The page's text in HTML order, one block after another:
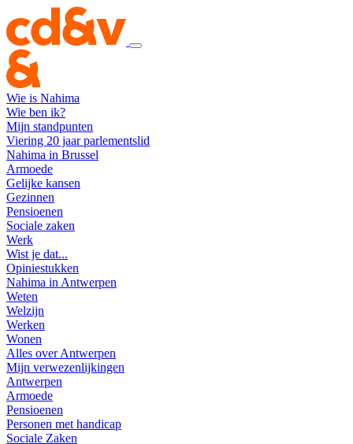
Wie is Nahima
Wie ben ik?
Mijn standpunten
Viering 20 jaar parlementslid
Nahima in Brussel
Armoede
Gelijke kansen
Gezinnen
Pensioenen
Sociale zaken
Werk
Wist je dat...
Opiniestukken
Nahima in Antwerpen
Weten
Welzijn
Werken
Wonen
Alles over Antwerpen
Mijn verwezenlijkingen
Antwerpen
Armoede
Pensioenen
Personen met handicap
Sociale Zaken